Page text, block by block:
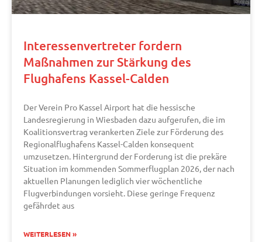
Interessenvertreter fordern
Maßnahmen zur Stärkung des
Flughafens Kassel-Calden
Der Verein Pro Kassel Airport hat die hessische
Landesregierung in Wiesbaden dazu aufgerufen, die im
Koalitionsvertrag verankerten Ziele zur Förderung des
Regionalflughafens Kassel-Calden konsequent
umzusetzen. Hintergrund der Forderung ist die prekäre
Situation im kommenden Sommerflugplan 2026, der nach
aktuellen Planungen lediglich vier wöchentliche
Flugverbindungen vorsieht. Diese geringe Frequenz
gefährdet aus
WEITERLESEN »